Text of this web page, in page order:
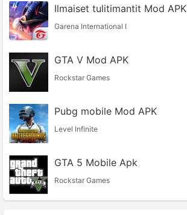
Ilmaiset tulitimantit Mod APK
Garena International I
GTA V Mod APK
Rockstar Games
Pubg mobile Mod APK
Level Infinite
GTA 5 Mobile Apk
Rockstar Games